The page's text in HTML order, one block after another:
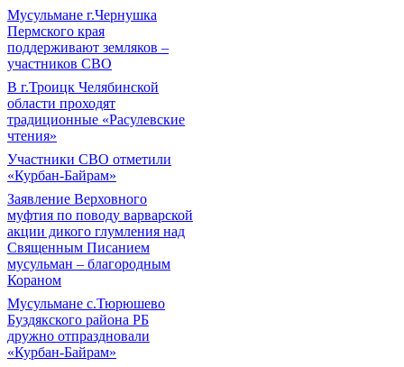
Мусульмане г.Чернушка
Пермского края
поддерживают земляков –
участников СВО
В г.Троицк Челябинской
области проходят
традиционные «Расулевские
чтения»
Участники СВО отметили
«Курбан-Байрам»
Заявление Верховного
муфтия по поводу варварской
акции дикого глумления над
Священным Писанием
мусульман – благородным
Кораном
Мусульмане с.Тюрюшево
Буздякского района РБ
дружно отпраздновали
«Курбан-Байрам»